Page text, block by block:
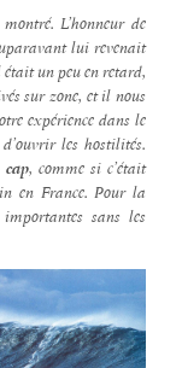
L’honneur de
lui revenait
un peu en retard,
sur zone, et il nous
expérience dans le
les hostilités.
, comme si c’était
en France. Pour la
sans les